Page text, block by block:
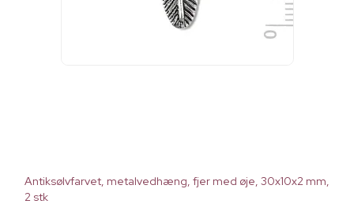
Antiksølvfarvet, metalvedhæng, fjer med øje, 30x10x2 mm,
2 stk